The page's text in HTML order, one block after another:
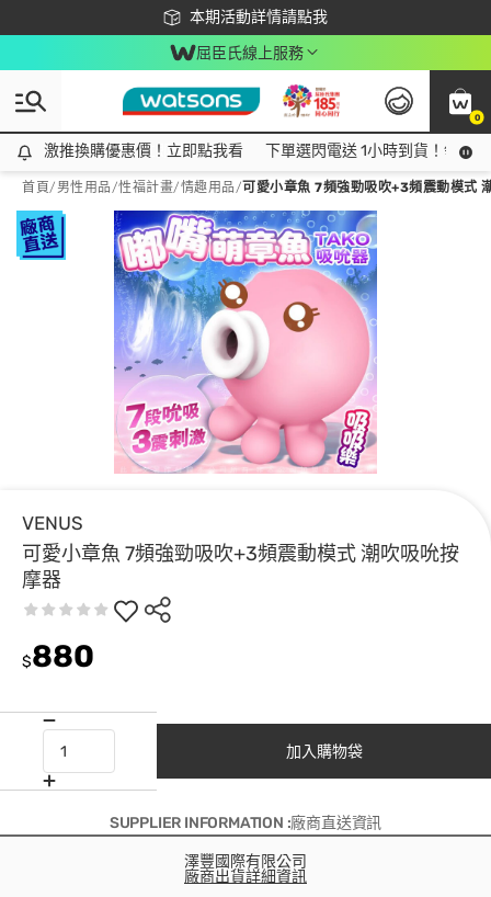
本期活動詳情請點我
下載app最高回饋$350
屈臣氏線上服務
0
激推換購優惠價！立即點我看
激推換購優惠價！立即點我看 下單選閃電送 1小時到貨！領神
首頁/ 男性用品/性福計畫/情趣用品/ 可愛小章魚 7頻強勁吸吹+3頻震動模式
VENUS
可愛小章魚 7頻強勁吸吹+3頻震動模式 潮吹吸吮按
摩器
$880
加入購物袋
SUPPLIER INFORMATION :廠商直送資訊
澤豐國際有限公司
廠商出貨詳細資訊